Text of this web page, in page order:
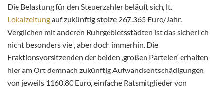
Die Belastung für den Steuerzahler beläuft sich, lt.
Lokalzeitungauf zukünftig stolze 267.365 Euro/Jahr.
Verglichen mit anderen Ruhrgebietsstädten ist das sicherlich
nicht besonders viel, aber doch immerhin. Die
Fraktionsvorsitzenden der beiden ‚großen Parteien‘ erhalten
hier am Ort demnach zukünftig Aufwandsentschädigungen
von jeweils 1160,80 Euro, einfache Ratsmitglieder von